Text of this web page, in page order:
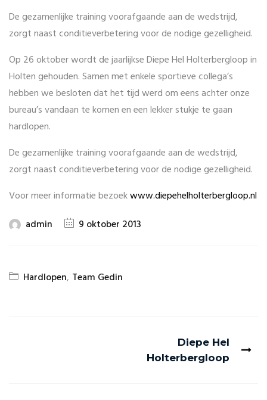
De gezamenlijke training voorafgaande aan de wedstrijd,
zorgt naast conditieverbetering voor de nodige gezelligheid.
Op 26 oktober wordt de jaarlijkse Diepe Hel Holterbergloop in
Holten gehouden. Samen met enkele sportieve collega’s
hebben we besloten dat het tijd werd om eens achter onze
bureau’s vandaan te komen en een lekker stukje te gaan
hardlopen.
De gezamenlijke training voorafgaande aan de wedstrijd,
zorgt naast conditieverbetering voor de nodige gezelligheid.
Voor meer informatie bezoekwww.diepehelholterbergloop.nl
admin
9 oktober 2013
Hardlopen, Team Gedin
Diepe Hel
Holterbergloop